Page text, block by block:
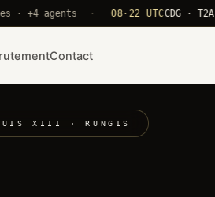
agents · 08·22 UTCCDG · T2A · C03
Contact
XIII · RUNGIS